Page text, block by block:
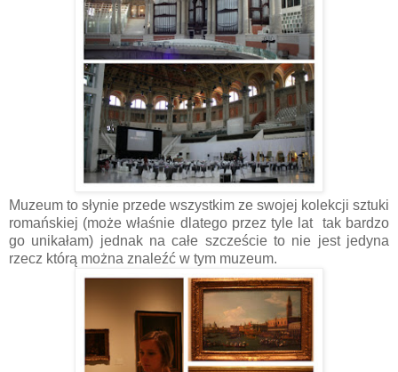
Muzeum to słynie przede wszystkim ze swojej kolekcji sztuki
romańskiej (może właśnie dlatego przez tyle lat tak bardzo
go unikałam) jednak na całe szczeście to nie jest jedyna
rzecz którą można znaleźć w tym muzeum.